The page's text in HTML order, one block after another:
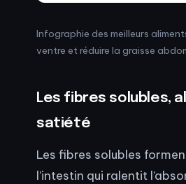
Infographie des meilleurs
ventre et réduire la graisse
Les fibres solubles,
satiété
Les fibres solubles
l’intestin qui ralentit